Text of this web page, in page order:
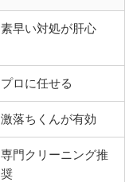
素早い対処が肝心
プロに任せる
激落ちくんが有効
専門クリーニング推
奨